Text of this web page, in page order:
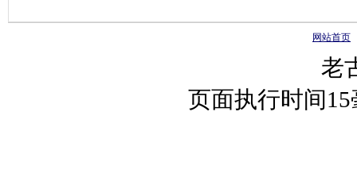
网站首页
老
页面执行时间